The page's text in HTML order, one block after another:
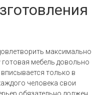
максимально
готовая мебель довольно
только в
человека свои
обязательно должен